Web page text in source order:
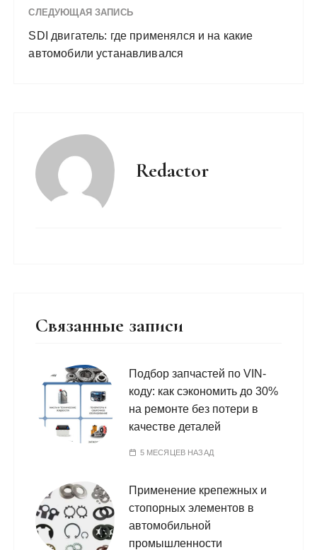
СЛЕДУЮЩАЯ ЗАПИСЬ
SDI двигатель: где применялся и на какие
автомобили устанавливался
Redactor
Связанные записи
Подбор запчастей по VIN-
коду: как сэкономить до 30%
на ремонте без потери в
качестве деталей
5 МЕСЯЦЕВ НАЗАД
Применение крепежных и
стопорных элементов в
автомобильной
промышленности